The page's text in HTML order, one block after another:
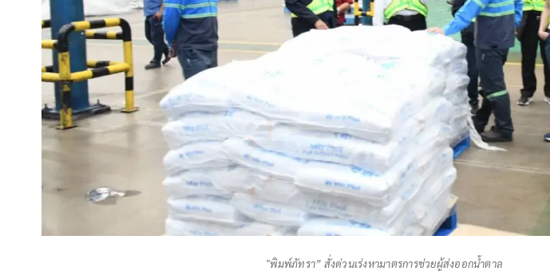
"พิมพ์ภัทรา” สั่งด่วนเร่งหามาตรการช่วยผู้ส่งออกน้ำตาล